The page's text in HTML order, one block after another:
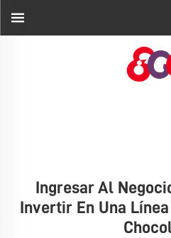
Ingresar Al
Invertir En Una